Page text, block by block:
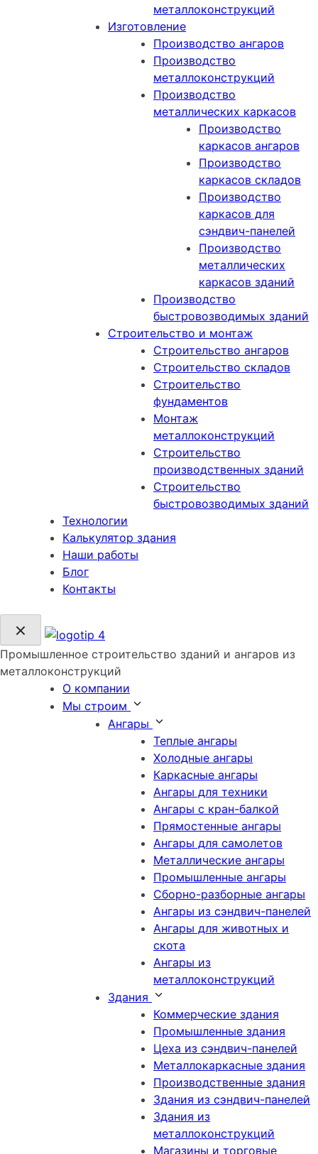
металлоконструкций
Изготовление
Производство ангаров
Производство
металлоконструкций
Производство
металлических каркасов
Производство
каркасов ангаров
Производство
каркасов складов
Производство
каркасов для
сэндвич-панелей
Производство
металлических
каркасов зданий
Производство
быстровозводимых зданий
Строительство и монтаж
Строительство ангаров
Строительство складов
Строительство
фундаментов
Монтаж
металлоконструкций
Cтроительство
производственных зданий
Строительство
быстровозводимых зданий
Технологии
Калькулятор здания
Наши работы
Блог
Контакты
Промышленное строительство зданий и ангаров из
металлоконструкций
О компании
Мы строим
Ангары
Теплые ангары
Холодные ангары
Каркасные ангары
Ангары для техники
Ангары с кран-балкой
Прямостенные ангары
Ангары для самолетов
Металлические ангары
Промышленные ангары
Сборно-разборные ангары
Ангары из сэндвич-панелей
Ангары для животных и
скота
Ангары из
металлоконструкций
Здания
Коммерческие здания
Промышленные здания
Цеха из сэндвич-панелей
Металлокаркасные здания
Производственные здания
Здания из сэндвич-панелей
Здания из
металлоконструкций
Магазины и торговые